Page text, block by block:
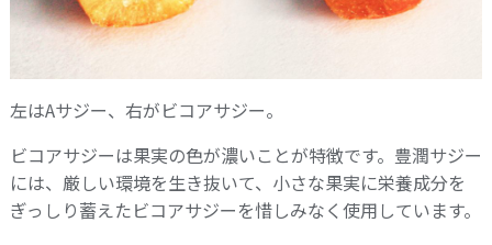
左はAサジー、右がビコアサジー。
ビコアサジーは果実の色が濃いことが特徴です。豊潤サジー
には、厳しい環境を生き抜いて、小さな果実に栄養成分を
ぎっしり蓄えたビコアサジーを惜しみなく使用しています。